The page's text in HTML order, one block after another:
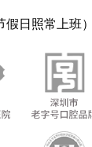
假日照常上班）